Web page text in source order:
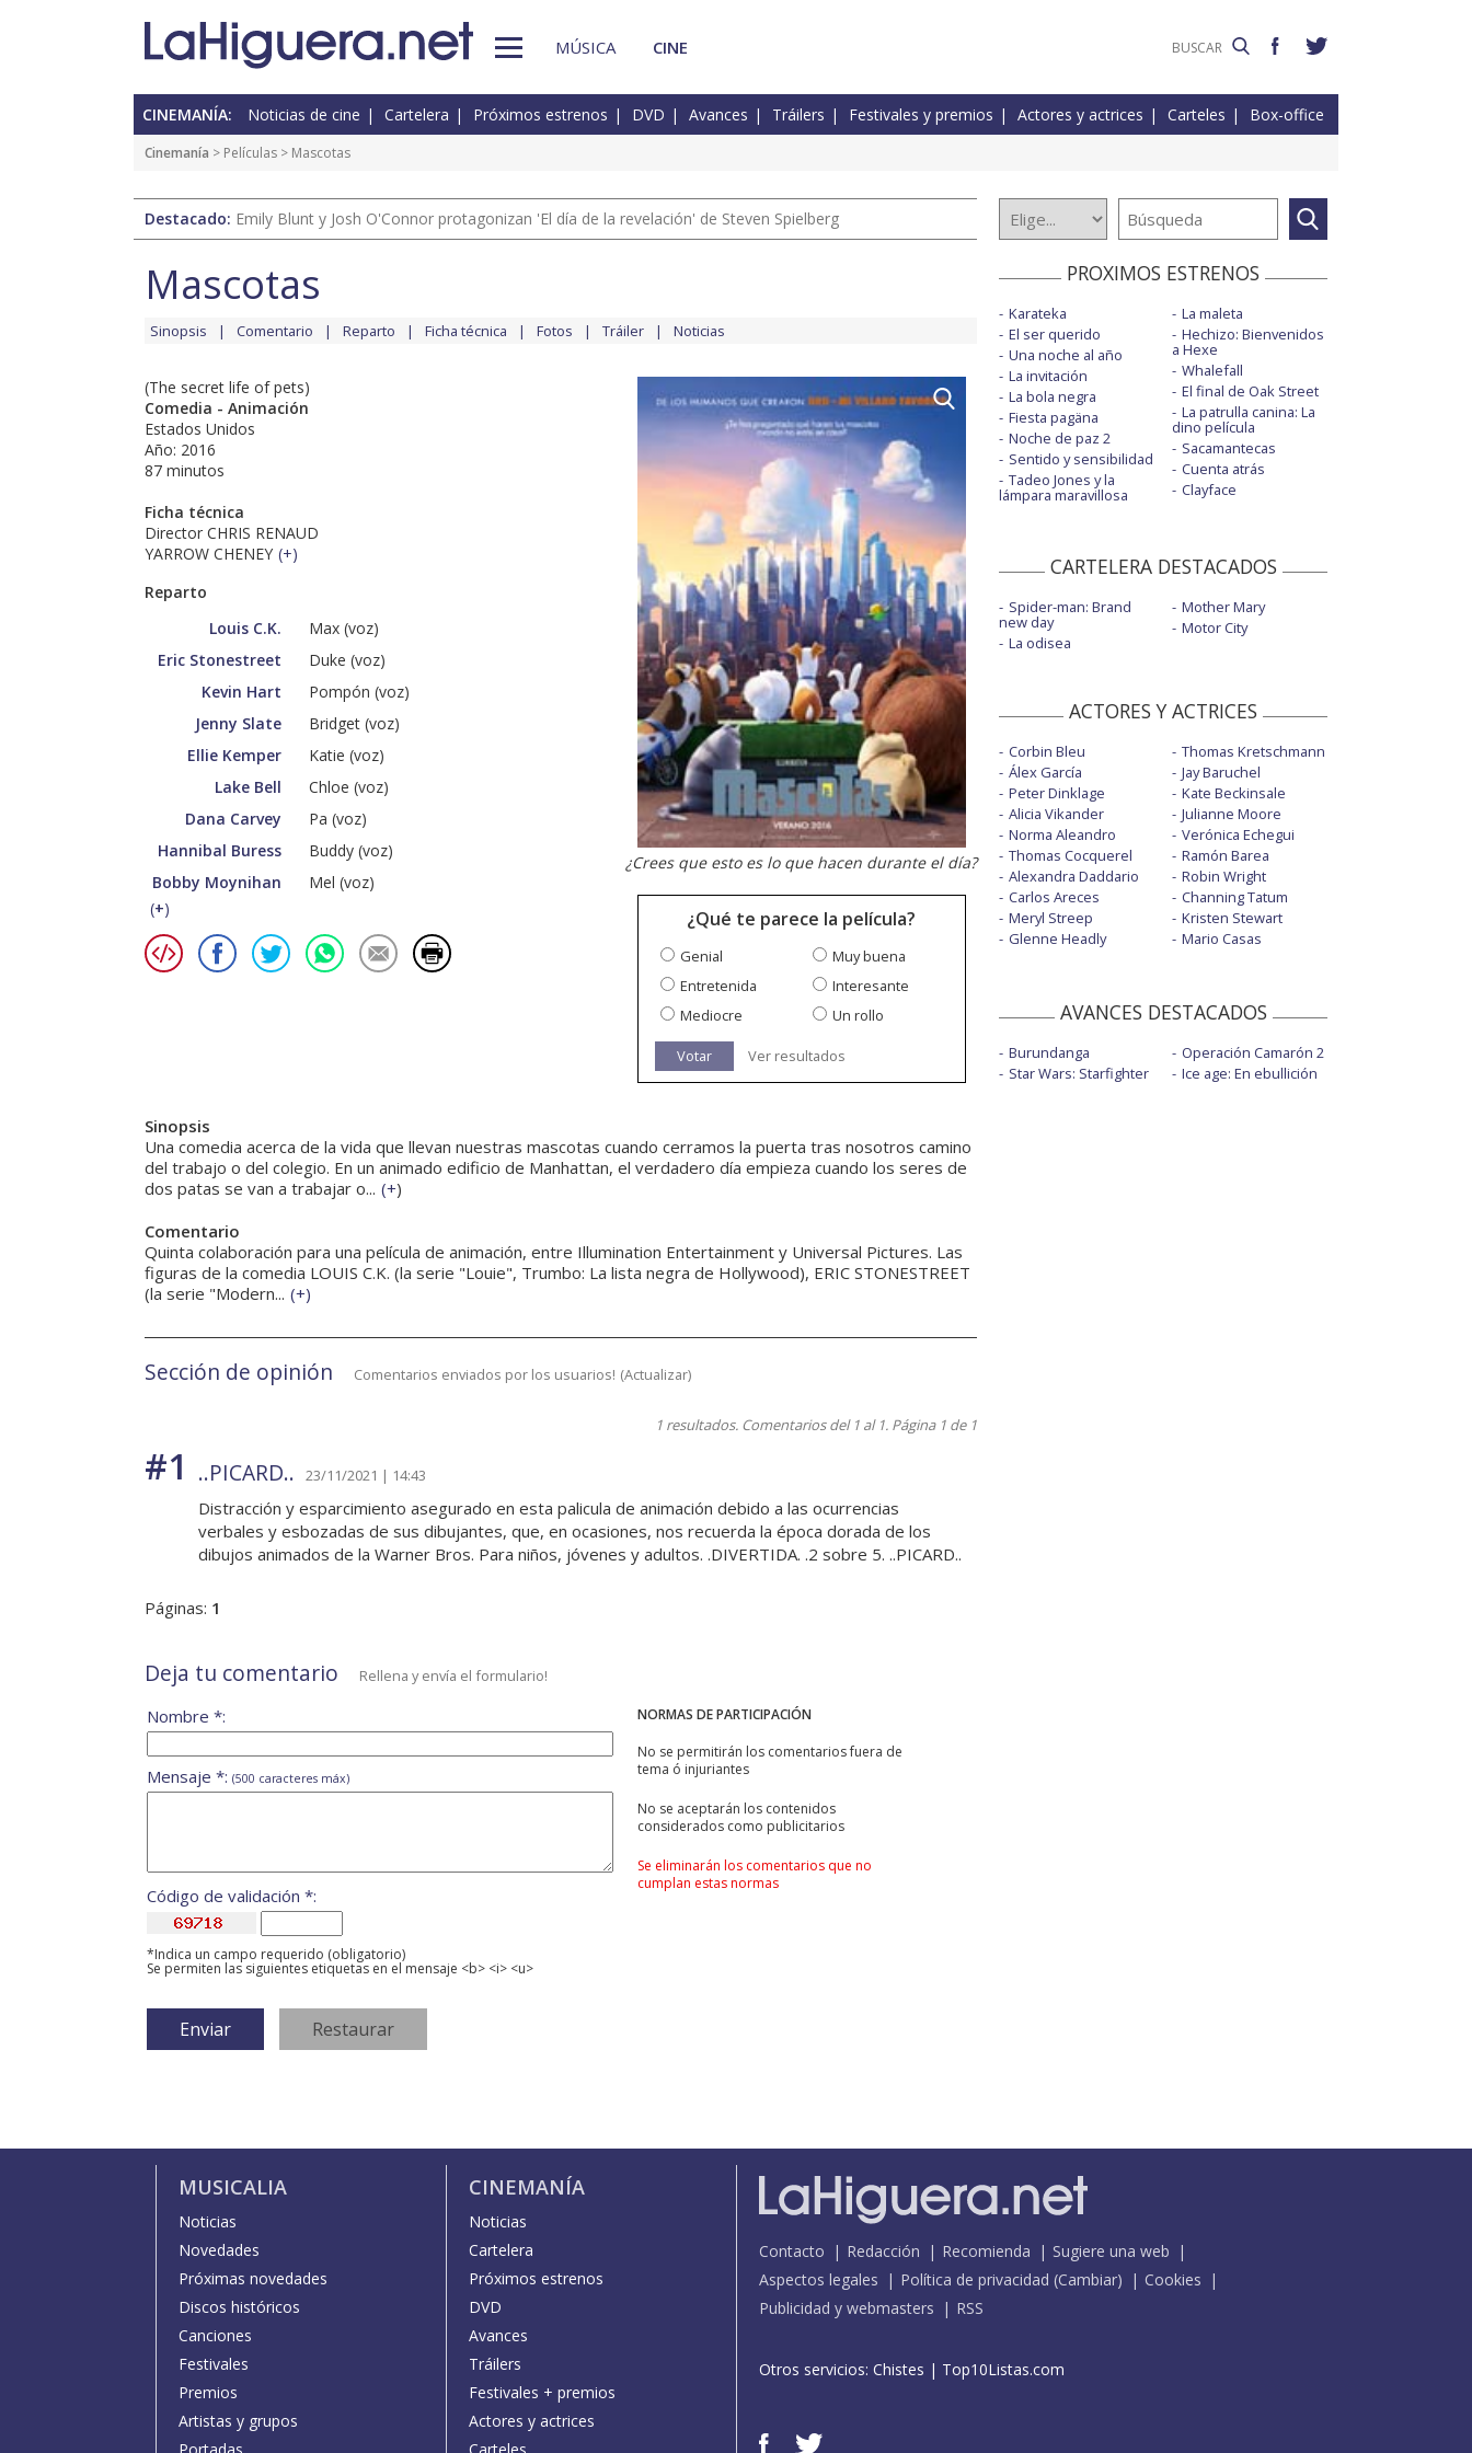
MÚSICA CINE
CINEMANÍA: Noticias de cine Cartelera Próximos estrenos DVD Avances Tráilers Festivales y premios Actores y actrices Carteles Box-office
Cinemanía > Películas > Mascotas
Destacado: Emily Blunt y Josh O'Connor protagonizan 'El día de la revelación' de Steven Spielberg
Mascotas
Sinopsis Comentario Reparto Ficha técnica Fotos Tráiler Noticias
(The secret life of pets)
Comedia - Animación
Estados Unidos
Año: 2016
87 minutos
Ficha técnica
Director CHRIS RENAUD
YARROW CHENEY (+)
Reparto
Louis C.K.
Max (voz)
Eric Stonestreet
Duke (voz)
Kevin Hart
Pompón (voz)
Jenny Slate
Bridget (voz)
Ellie Kemper
Katie (voz)
Lake Bell
Chloe (voz)
Dana Carvey
Pa (voz)
Hannibal Buress
Buddy (voz)
Bobby Moynihan
Mel (voz)
(+)
¿Crees que esto es lo que hacen durante el día?
¿Qué te parece la película?
Genial
Muy buena
Entretenida
Interesante
Mediocre
Un rollo
Votar Ver resultados
Sinopsis
Una comedia acerca de la vida que llevan nuestras mascotas cuando cerramos la puerta tras nosotros camino
del trabajo o del colegio. En un animado edificio de Manhattan, el verdadero día empieza cuando los seres de
dos patas se van a trabajar o... (+)
Comentario
Quinta colaboración para una película de animación, entre Illumination Entertainment y Universal Pictures. Las
figuras de la comedia LOUIS C.K. (la serie "Louie", Trumbo: La lista negra de Hollywood), ERIC STONESTREET
(la serie "Modern... (+)
Sección de opinión Comentarios enviados por los usuarios! (Actualizar)
1 resultados. Comentarios del 1 al 1. Página 1 de 1
#1 ..PICARD.. 23/11/2021 | 14:43
Distracción y esparcimiento asegurado en esta palicula de animación debido a las ocurrencias
verbales y esbozadas de sus dibujantes, que, en ocasiones, nos recuerda la época dorada de los
dibujos animados de la Warner Bros. Para niños, jóvenes y adultos. .DIVERTIDA. .2 sobre 5. ..PICARD..
Páginas: 1
Deja tu comentario Rellena y envía el formulario!
NORMAS DE PARTICIPACIÓN
No se permitirán los comentarios fuera de
tema ó injuriantes
No se aceptarán los contenidos
considerados como publicitarios
Se eliminarán los comentarios que no
cumplan estas normas
Nombre *:
Mensaje *: (500 caracteres máx)
Código de validación *:
*Indica un campo requerido (obligatorio)
Se permiten las siguientes etiquetas en el mensaje <b> <i> <u>
PROXIMOS ESTRENOS
Karateka
El ser querido
Una noche al año
La invitación
La bola negra
Fiesta pagäna
Noche de paz 2
Sentido y sensibilidad
Tadeo Jones y la
lámpara maravillosa
La maleta
Hechizo: Bienvenidos
a Hexe
Whalefall
El final de Oak Street
La patrulla canina: La
dino película
Sacamantecas
Cuenta atrás
Clayface
CARTELERA DESTACADOS
Spider-man: Brand
new day
La odisea
Mother Mary
Motor City
ACTORES Y ACTRICES
Corbin Bleu
Álex García
Peter Dinklage
Alicia Vikander
Norma Aleandro
Thomas Cocquerel
Alexandra Daddario
Carlos Areces
Meryl Streep
Glenne Headly
Thomas Kretschmann
Jay Baruchel
Kate Beckinsale
Julianne Moore
Verónica Echegui
Ramón Barea
Robin Wright
Channing Tatum
Kristen Stewart
Mario Casas
AVANCES DESTACADOS
Burundanga
Star Wars: Starfighter
Operación Camarón 2
Ice age: En ebullición
MUSICALIA
Noticias
Novedades
Próximas novedades
Discos históricos
Canciones
Festivales
Premios
Artistas y grupos
CINEMANÍA
Noticias
Cartelera
Próximos estrenos
DVD
Avances
Tráilers
Festivales + premios
Actores y actrices
Contacto Redacción Recomienda
Sugiere una web
Aspectos legales
Política de privacidad (Cambiar)
Cookies
Publicidad y webmasters
RSS
Otros servicios: Chistes | Top10Listas.com